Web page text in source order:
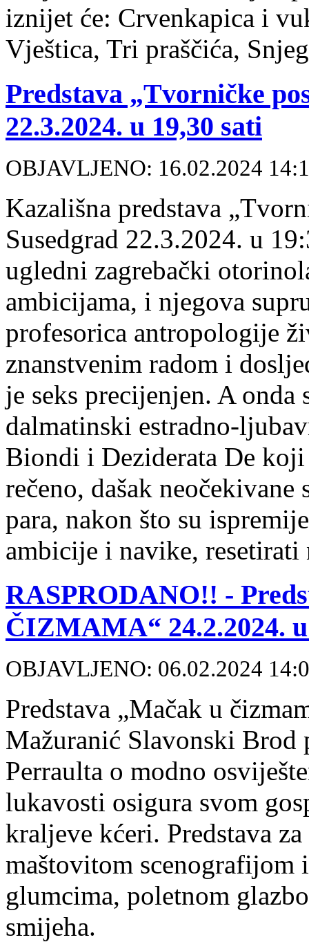
iznijet će: Crvenkapica i
Vještica, Tri praščića,
Predstava „Tvorničke
22.3.2024. u 19,30 sati
OBJAVLJENO: 16.02.2024
Kazališna predstava
Susedgrad 22.3.2024. u
ugledni zagrebački
ambicijama, i njegova
profesorica antropologije
znanstvenim radom i
je seks precijenjen. A onda
dalmatinski estradno-
Biondi i Deziderata De
rečeno, dašak
para, nakon što su
ambicije i navike, resetirati
RASPRODANO!! -
ČIZMAMA“ 24.2.2024.
OBJAVLJENO: 06.02.2024
Predstava „Mačak u
Mažuranić Slavonski Brod
Perraulta o modno
lukavosti osigura svom
kraljeve kćeri. Predstava
maštovitom scenografijom
glumcima, poletnom
smijeha.